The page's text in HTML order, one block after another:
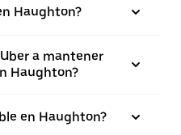
Haughton?
a mantener
Haughton?
en Haughton?